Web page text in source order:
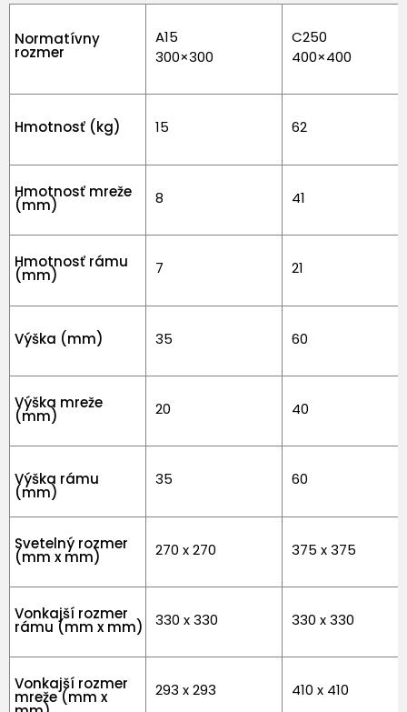
Normatívny
rozmer
A15
300×300
C250
400×400
Hmotnosť (kg) 15 62
Hmotnosť mreže
(mm) 8 41
Hmotnosť rámu
(mm) 7 21
Výška (mm) 35 60
Výška mreže
(mm) 20 40
Výška rámu
(mm)
35 60
Svetelný rozmer
(mm x mm) 270 x 270 375 x 375
Vonkajší rozmer
rámu (mm x mm) 330 x 330 330 x 330
Vonkajší rozmer
mreže (mm x 293 x 293 410 x 410